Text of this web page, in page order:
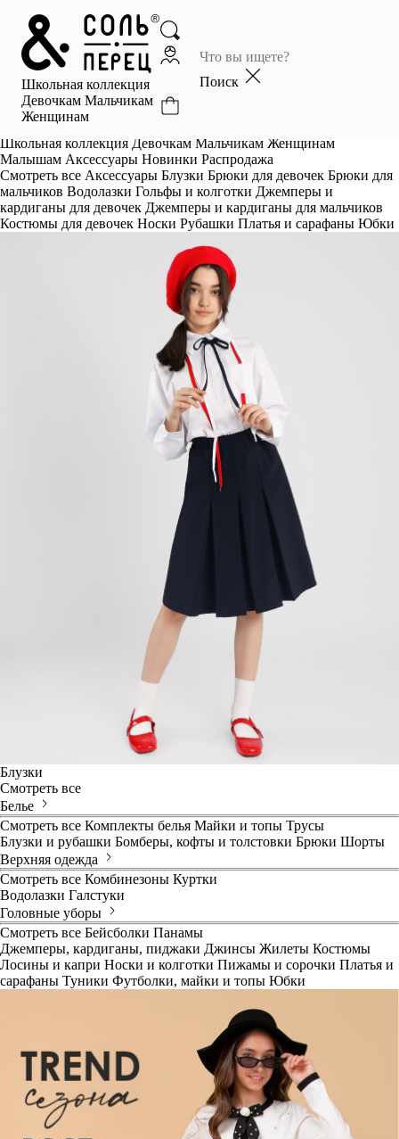
Школьная коллекция
Девочкам Мальчикам
Женщинам
Поиск
Главная
Каталог
Избранное
Школьная коллекция Девочкам Мальчикам Женщинам
Малышам Аксессуары Новинки Распродажа
Смотреть все Аксессуары Блузки Брюки для девочек Брюки для
мальчиков Водолазки Гольфы и колготки Джемперы и
кардиганы для девочек Джемперы и кардиганы для мальчиков
Костюмы для девочек Носки Рубашки Платья и сарафаны Юбки
Блузки
Смотреть все
Белье
Смотреть все Комплекты белья Майки и топы Трусы
Блузки и рубашки Бомберы, кофты и толстовки Брюки Шорты
Верхняя одежда
Смотреть все Комбинезоны Куртки
Водолазки Галстуки
Головные уборы
Смотреть все Бейсболки Панамы
Джемперы, кардиганы, пиджаки Джинсы Жилеты Костюмы
Лосины и капри Носки и колготки Пижамы и сорочки Платья и
сарафаны Туники Футболки, майки и топы Юбки